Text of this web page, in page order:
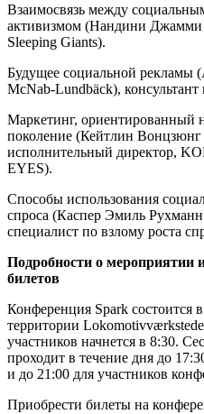
Взаимосвязь между
активизмом (Нандини Джамми
Sleeping Giants).
Будущее социальной
McNab-Lundbäck),
Маркетинг, ориентированный
поколение (Кейтлин
исполнительный директор,
EYES).
Способы использования
спроса (Каспер Эмиль
специалист по взлому роста
Подробности о мероприятии
билетов
Конференция Spark состоится
территории
участников начнется в 8:30.
проходит в течение дня до
и до 21:00 для участников
Приобрести билеты на